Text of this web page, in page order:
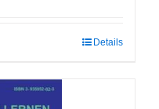
Details